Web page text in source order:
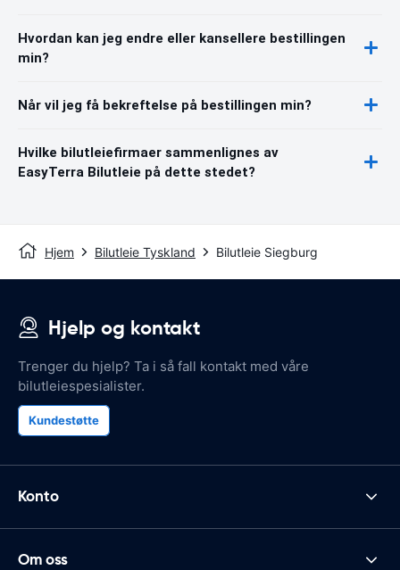
Hvordan kan jeg endre eller kansellere bestillingen
min?
Når vil jeg få bekreftelse på bestillingen min?
Hvilke bilutleiefirmaer sammenlignes av
EasyTerra Bilutleie på dette stedet?
Hjem Bilutleie Tyskland Bilutleie Siegburg
Hjelp og kontakt
Trenger du hjelp? Ta i så fall kontakt med våre
bilutleiespesialister.
Kundestøtte
Konto
Om oss